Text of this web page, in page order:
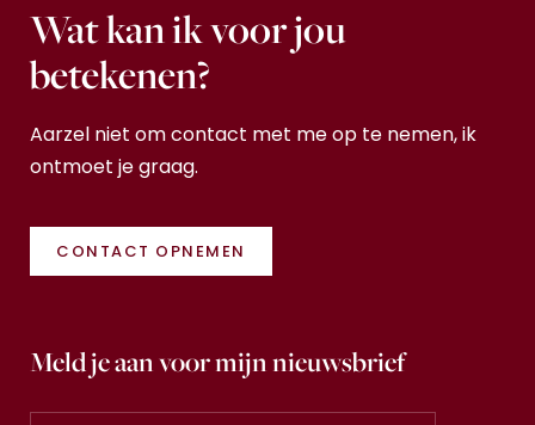
Wat kan ik voor jou
betekenen?
Aarzel niet om contact met me op te nemen, ik
ontmoet je graag.
CONTACT OPNEMEN
Meld je aan voor mijn nieuwsbrief